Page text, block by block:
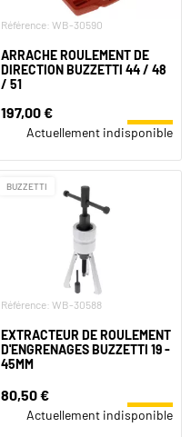
Référence: WB-30590
ARRACHE ROULEMENT DE
DIRECTION BUZZETTI 44 / 48
/ 51
197,00 €
Actuellement indisponible
BUZZETTI
Référence: WB-30588
EXTRACTEUR DE ROULEMENT
D'ENGRENAGES BUZZETTI 19 -
45MM
80,50 €
Actuellement indisponible